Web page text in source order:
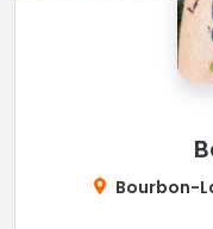
Bourbon-